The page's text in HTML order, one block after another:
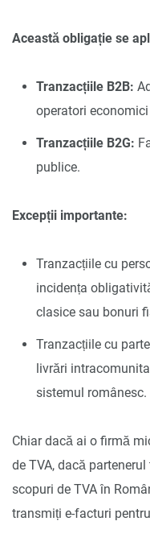
Această obligație se
Tranzacțiile B2B:
operatori
Tranzacțiile B2G:
publice.
Excepții importante:
Tranzacțiile cu
incidența
clasice sau bonuri
Tranzacțiile cu
livrări
sistemul românesc.
Chiar dacă ai o firmă
de TVA, dacă
scopuri de TVA în
transmiți e-facturi